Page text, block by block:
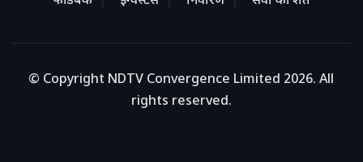
© Copyright NDTV Convergence Limited 2026. All
rights reserved.